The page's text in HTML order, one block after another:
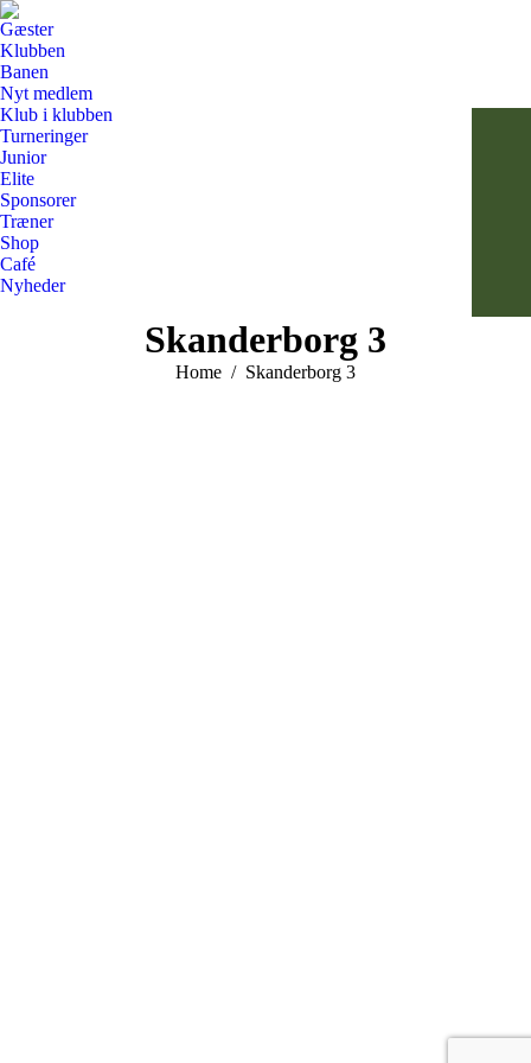
Gæster
Klubben
Banen
Nyt medlem
Klub i klubben
Turneringer
Junior
Elite
Sponsorer
Træner
Shop
Café
Nyheder
Skanderborg 3
You are here:
Home Skanderborg 3